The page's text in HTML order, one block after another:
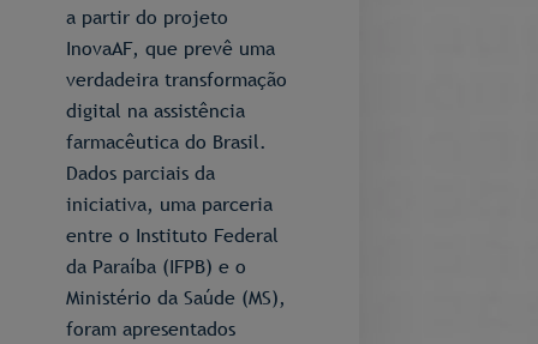
a partir do projeto
InovaAF, que prevê uma
verdadeira transformação
digital na assistência
farmacêutica do Brasil.
Dados parciais da
iniciativa, uma parceria
entre o Instituto Federal
da Paraíba (IFPB) e o
Ministério da Saúde (MS),
foram apresentados